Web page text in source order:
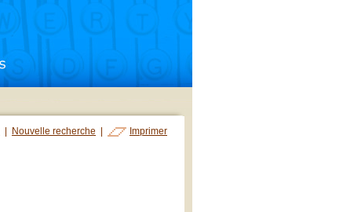
Nouvelle recherche Imprimer